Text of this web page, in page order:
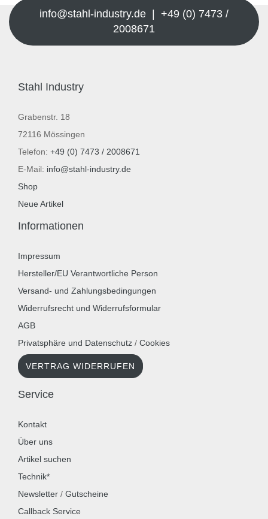
info@stahl-industry.de | +49 (0) 7473 /
2008671
Stahl Industry
Grabenstr. 18
72116 Mössingen
Telefon: +49 (0) 7473 / 2008671
E-Mail: info@stahl-industry.de
Shop
Neue Artikel
Informationen
Impressum
Hersteller/EU Verantwortliche Person
Versand- und Zahlungsbedingungen
Widerrufsrecht und Widerrufsformular
AGB
Privatsphäre und Datenschutz / Cookies
VERTRAG WIDERRUFEN
Service
Kontakt
Über uns
Artikel suchen
Technik*
Newsletter / Gutscheine
Callback Service